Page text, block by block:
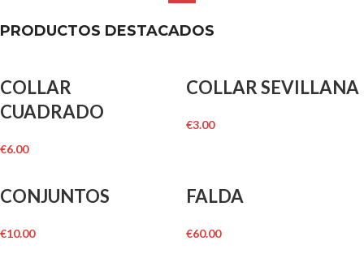
PRODUCTOS DESTACADOS
COLLAR
CUADRADO
€6.00
COLLAR SEVILLANA
€3.00
CONJUNTOS
€10.00
FALDA
€60.00